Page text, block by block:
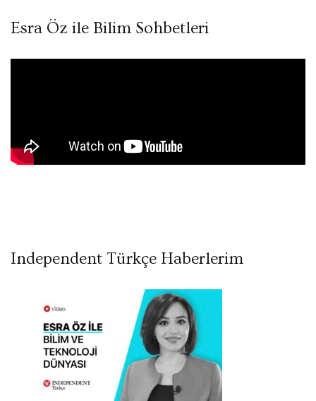
Esra Öz ile Bilim Sohbetleri
Independent Türkçe Haberlerim